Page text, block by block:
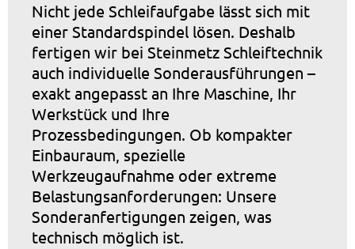
Nicht jede Schleifaufgabe lässt sich mit
einer Standardspindel lösen. Deshalb
fertigen wir bei Steinmetz Schleiftechnik
auch individuelle Sonderausführungen –
exakt angepasst an Ihre Maschine, Ihr
Werkstück und Ihre
Prozessbedingungen. Ob kompakter
Einbauraum, spezielle
Werkzeugaufnahme oder extreme
Belastungsanforderungen: Unsere
Sonderanfertigungen zeigen, was
technisch möglich ist.